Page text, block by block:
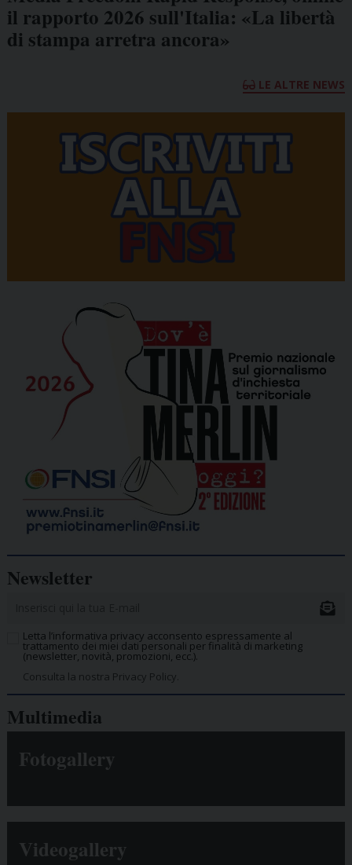
il rapporto 2026 sull'Italia: «La libertà
di stampa arretra ancora»
LE ALTRE NEWS
Newsletter
Letta l’informativa privacy acconsento espressamente al
trattamento dei miei dati personali per finalità di marketing
(newsletter, novità, promozioni, ecc.).
Consulta la nostra Privacy Policy.
Multimedia
Fotogallery
Videogallery